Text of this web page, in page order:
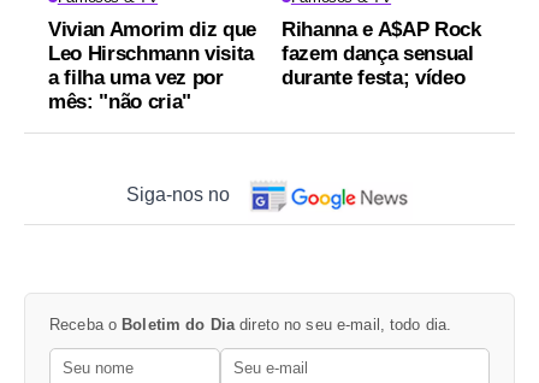
Vivian Amorim diz que
Leo Hirschmann visita
a filha uma vez por
mês: "não cria"
Rihanna e A$AP Rock
fazem dança sensual
durante festa; vídeo
Siga-nos no
Receba o Boletim do Diadireto no seu e-mail, todo dia.